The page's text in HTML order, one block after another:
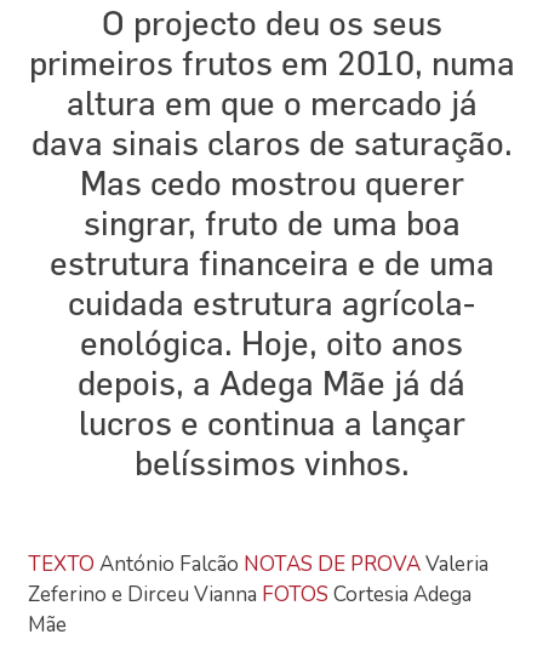
O projecto deu os seus
primeiros frutos em 2010, numa
altura em que o mercado já
dava sinais claros de saturação.
Mas cedo mostrou querer
singrar, fruto de uma boa
estrutura financeira e de uma
cuidada estrutura agrícola-
enológica. Hoje, oito anos
depois, a Adega Mãe já dá
lucros e continua a lançar
belíssimos vinhos.
TEXTO António Falcão NOTAS DE PROVAValeria
Zeferino e Dirceu Vianna FOTOS Cortesia Adega
Mãe